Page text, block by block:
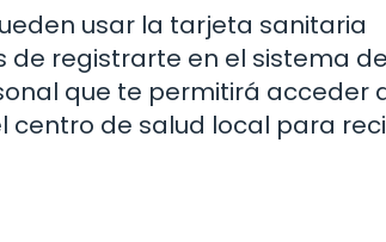
usar la tarjeta sanitaria
de registrarte en el sistema de
que te permitirá acceder
centro de salud local para